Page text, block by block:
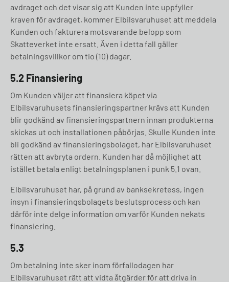
avdraget och det visar sig att Kunden inte uppfyller
kraven för avdraget, kommer Elbilsvaruhuset att meddela
Kunden och fakturera motsvarande belopp som
Skatteverket inte ersatt. Även i detta fall gäller
betalningsvillkor om tio (10) dagar.
5.2 Finansiering
Om Kunden väljer att finansiera köpet via
Elbilsvaruhusets finansieringspartner krävs att Kunden
blir godkänd av finansieringspartnern innan produkterna
skickas ut och installationen påbörjas. Skulle Kunden inte
bli godkänd av finansieringsbolaget, har Elbilsvaruhuset
rätten att avbryta ordern. Kunden har då möjlighet att
istället betala enligt betalningsplanen i punk 5.1 ovan.
Elbilsvaruhuset har, på grund av banksekretess, ingen
insyn i finansieringsbolagets beslutsprocess och kan
därför inte delge information om varför Kunden nekats
finansiering.
5.3
Om betalning inte sker inom förfallodagen har
Elbilsvaruhuset rätt att vidta åtgärder för att driva in